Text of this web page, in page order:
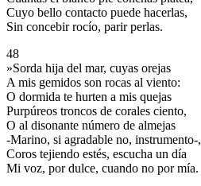
Cuyo bello contacto puede hacerlas,
Sin concebir rocío, parir perlas.
48
»Sorda hija del mar, cuyas orejas
A mis gemidos son rocas al viento:
O dormida te hurten a mis quejas
Purpúreos troncos de corales ciento,
O al disonante número de almejas
-Marino, si agradable no, instrumento-,
Coros tejiendo estés, escucha un día
Mi voz, por dulce, cuando no por mía.